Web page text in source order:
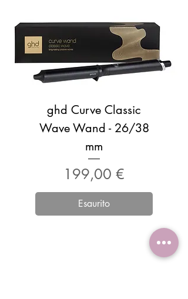
ghd Curve Classic
Wave Wand - 26/38
mm
Prezzo
199,00 €
Esaurito